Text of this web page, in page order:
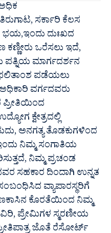
ಸರ್ಕಾರಿ ಕೆಲಸ
ದುಃಖದ
ಒರೆಸಲು ಇದೆ,
ಪತ್ನಿಯ ಮಾರ್ಗದರ್ಶನ
ಪಡೆಯಲು
ಅಧಿಕಾರಿ ವರ್ಗದವರು
ಪ್ರೀತಿಯಿಂದ
ಕ್ಷೇತ್ರದಲ್ಲಿ
ಅನಗತ್ಯ ತೊಡಕುಗಳಿಂದ
ನಿಮ್ಮ ಸಂಗಾತಿಯ
ನಿಮ್ಮ ಪ್ರಚಂಡ
ಸಹಕಾರ ದಿಂದಾಗಿ ಉನ್ನತ
ವ್ಯಾಪಾರಸ್ಥರಿಗೆ
ಕೊರತೆಯಿಂದ ನಿಮ್ಮ
ಪ್ರೇಮಿಗಳ ಸ್ಮರಣೀಯ
ಜೊತೆ ರೆಸೋರ್ಟ್